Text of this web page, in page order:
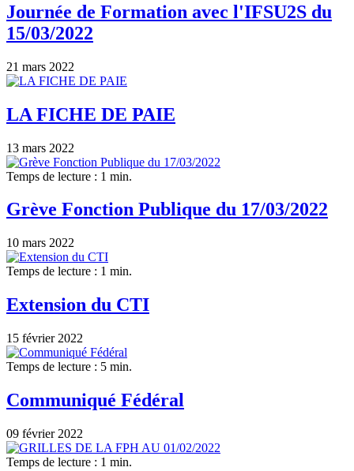
Journée de Formation avec l'IFSU2S du
15/03/2022
21 mars 2022
LA FICHE DE PAIE
13 mars 2022
Temps de lecture : 1 min.
Grève Fonction Publique du 17/03/2022
10 mars 2022
Temps de lecture : 1 min.
Extension du CTI
15 février 2022
Temps de lecture : 5 min.
Communiqué Fédéral
09 février 2022
Temps de lecture : 1 min.